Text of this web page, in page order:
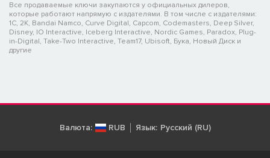
Все продаваемые ключи закупаются у официальных дилеров,
которые работают напрямую с издателями. В том числе с издателями:
1C, 2K, Bandai Namco, Curve Digital, Capcom, Codemasters, Deep Silver,
Disney, IO Interactive, Iceberg Interactive, Nordic Games, Paradox, Plug-
in-Digital, Take-Two Interactive, Team17, Ubisoft, Бука, Новый Диск и
другие
Валюта: RUB Язык: Русский (RU)